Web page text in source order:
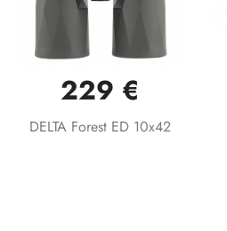
229 €
DELTA Forest ED 10x42